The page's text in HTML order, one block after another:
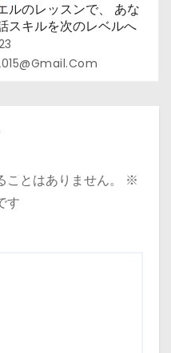
ルのレッスンで、 あな
スキルを次のレベルへ
とはありません。
※
す